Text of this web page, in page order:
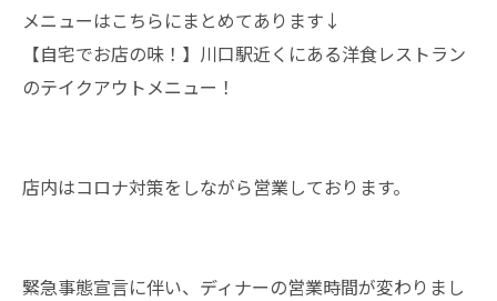
メニューはこちらにまとめてあります↓
【自宅でお店の味！】川口駅近くにある洋食レストラン
のテイクアウトメニュー！
店内はコロナ対策をしながら営業しております。
緊急事態宣言に伴い、ディナーの営業時間が変わりまし